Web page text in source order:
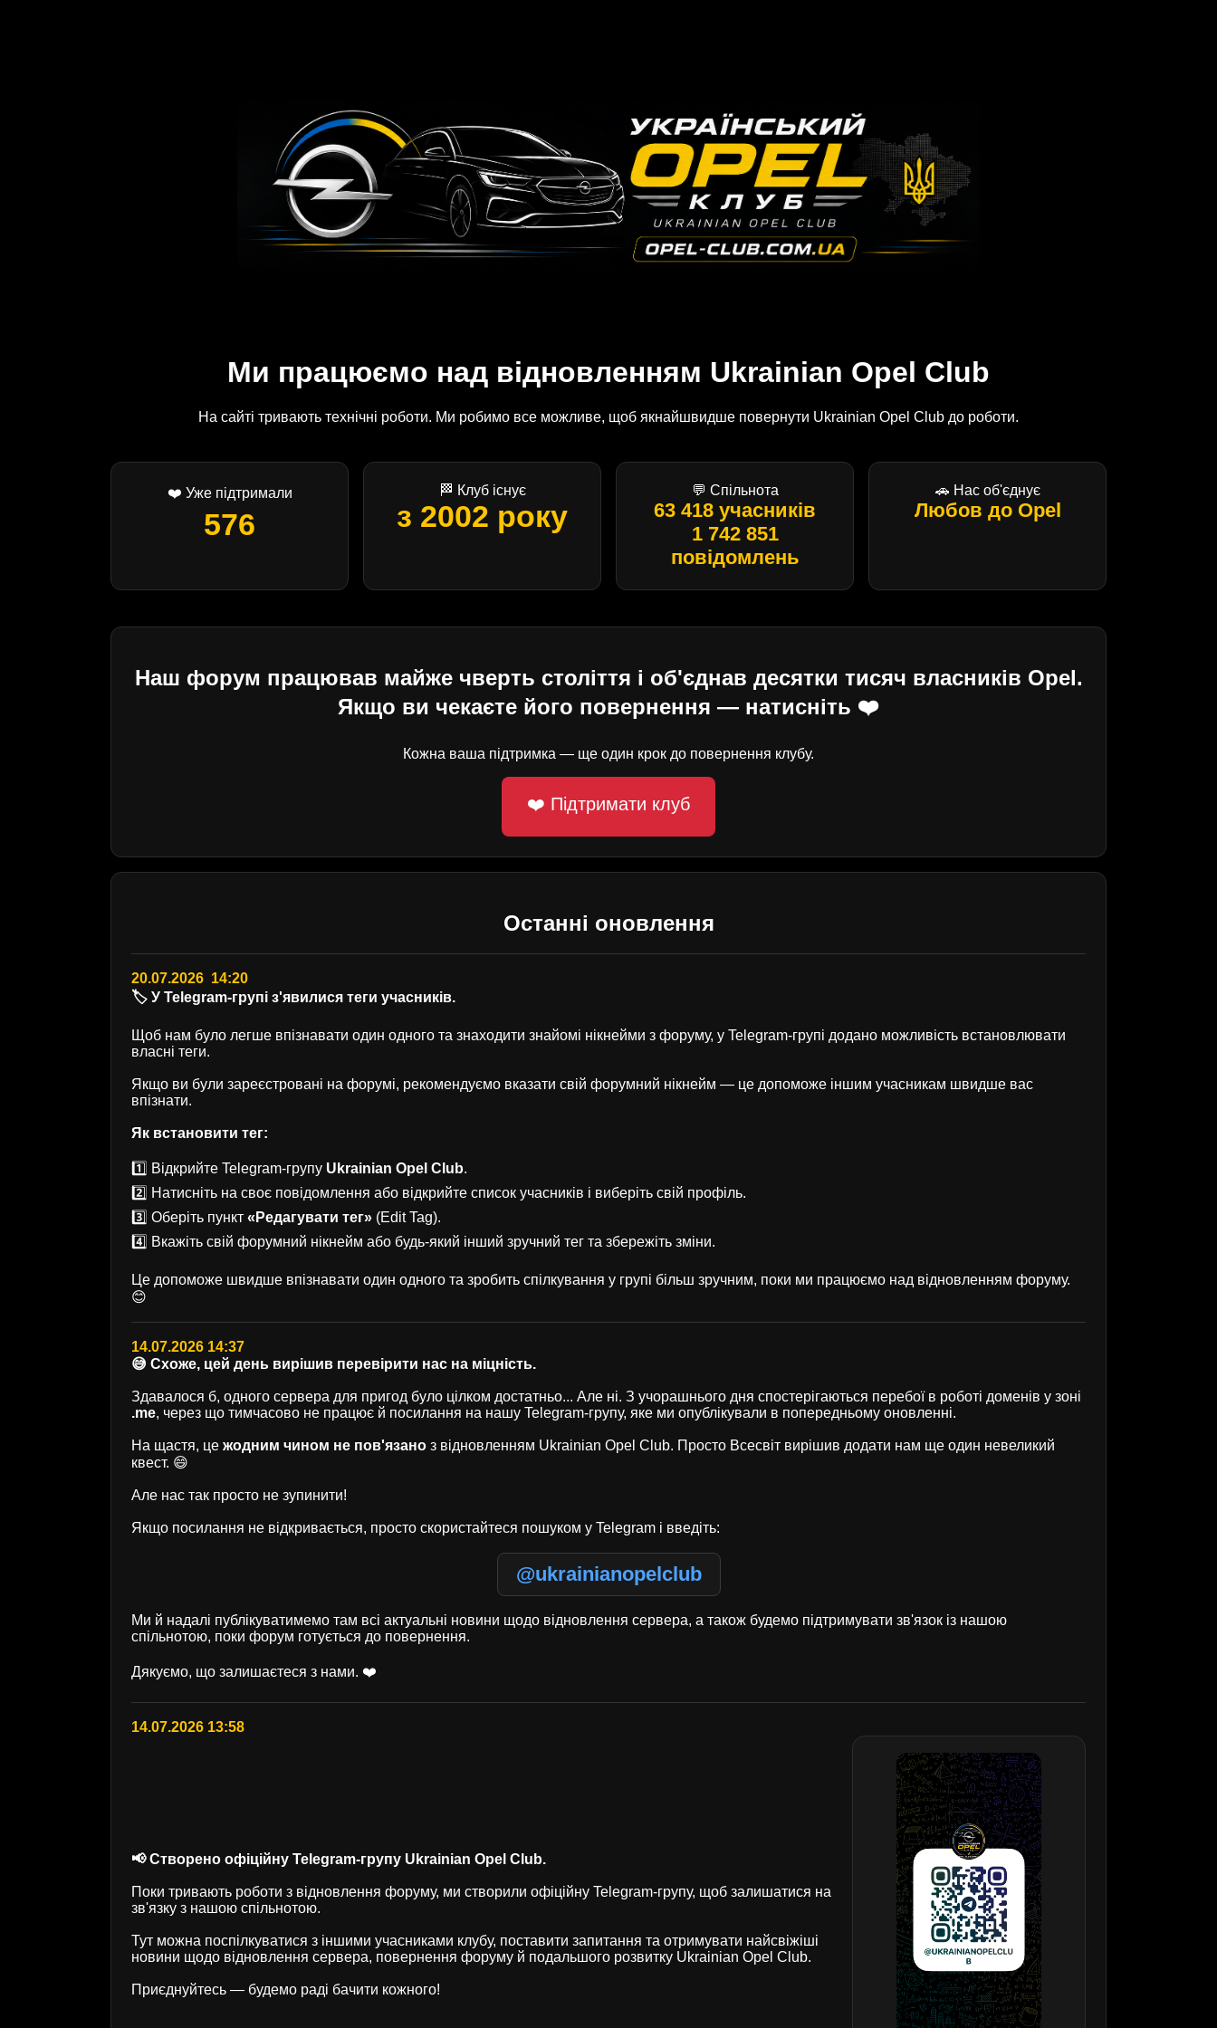
Ми працюємо над відновленням Ukrainian Opel Club
На сайті тривають технічні роботи. Ми робимо все можливе, щоб якнайшвидше повернути Ukrainian Opel Club до роботи.
❤️ Уже підтримали
576
🏁 Клуб існує
з 2002 року
💬 Спільнота
63 418 учасників
1 742 851
повідомлень
🚗 Нас об'єднує
Любов до Opel
Наш форум працював майже чверть століття і об'єднав десятки тисяч власників Opel.
Якщо ви чекаєте його повернення — натисніть ❤️
Кожна ваша підтримка — ще один крок до повернення клубу.
❤️ Підтримати клуб
Останні оновлення
20.07.2026 14:20
🏷️ У Telegram-групі з'явилися теги учасників.
Щоб нам було легше впізнавати один одного та знаходити знайомі нікнейми з форуму, у Telegram-групі додано можливість встановлювати
власні теги.
Якщо ви були зареєстровані на форумі, рекомендуємо вказати свій форумний нікнейм — це допоможе іншим учасникам швидше вас
впізнати.
Як встановити тег:
1️⃣ Відкрийте Telegram-групу Ukrainian Opel Club.
2️⃣ Натисніть на своє повідомлення або відкрийте список учасників і виберіть свій профіль.
3️⃣ Оберіть пункт «Редагувати тег» (Edit Tag).
4️⃣ Вкажіть свій форумний нікнейм або будь-який інший зручний тег та збережіть зміни.
Це допоможе швидше впізнавати один одного та зробить спілкування у групі більш зручним, поки ми працюємо над відновленням форуму.
😊
14.07.2026 14:37
😅 Схоже, цей день вирішив перевірити нас на міцність.
Здавалося б, одного сервера для пригод було цілком достатньо... Але ні. З учорашнього дня спостерігаються перебої в роботі доменів у зоні
.me, через що тимчасово не працює й посилання на нашу Telegram-групу, яке ми опублікували в попередньому оновленні.
На щастя, це жодним чином не пов'язано з відновленням Ukrainian Opel Club. Просто Всесвіт вирішив додати нам ще один невеликий
квест. 😄
Але нас так просто не зупинити!
Якщо посилання не відкривається, просто скористайтеся пошуком у Telegram і введіть:
@ukrainianopelclub
Ми й надалі публікуватимемо там всі актуальні новини щодо відновлення сервера, а також будемо підтримувати зв'язок із нашою
спільнотою, поки форум готується до повернення.
Дякуємо, що залишаєтеся з нами. ❤️
14.07.2026 13:58
📢 Створено офіційну Telegram-групу Ukrainian Opel Club.
Поки тривають роботи з відновлення форуму, ми створили офіційну Telegram-групу, щоб залишатися на
зв'язку з нашою спільнотою.
Тут можна поспілкуватися з іншими учасниками клубу, поставити запитання та отримувати найсвіжіші
новини щодо відновлення сервера, повернення форуму й подальшого розвитку Ukrainian Opel Club.
Приєднуйтесь — будемо раді бачити кожного!